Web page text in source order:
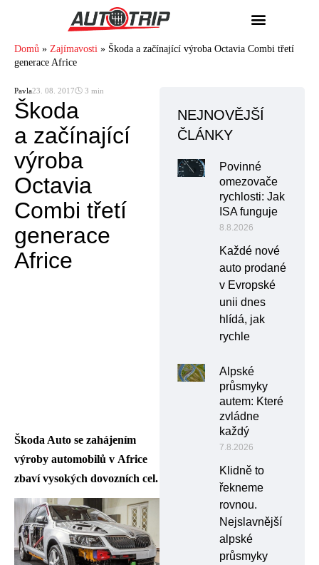
Domů » Zajímavosti » Škoda a začínající výroba Octavia Combi třetí
generace Africe
Pavla23. 08. 2017🕓 3 min
Škoda
a začínající
výroba
Octavia
Combi třetí
generace
Africe
Škoda Auto se zahájením
výroby automobilů v Africe
zbaví vysokých dovozních cel.
NEJNOVĚJŠÍ
ČLÁNKY
Povinné
omezovače
rychlosti: Jak
ISA funguje
8.8.2026
Každé nové
auto prodané
v Evropské
unii dnes
hlídá, jak
rychle
Alpské
průsmyky
autem: Které
zvládne
každý
7.8.2026
Klidně to
řekneme
rovnou.
Nejslavnější
alpské
průsmyky